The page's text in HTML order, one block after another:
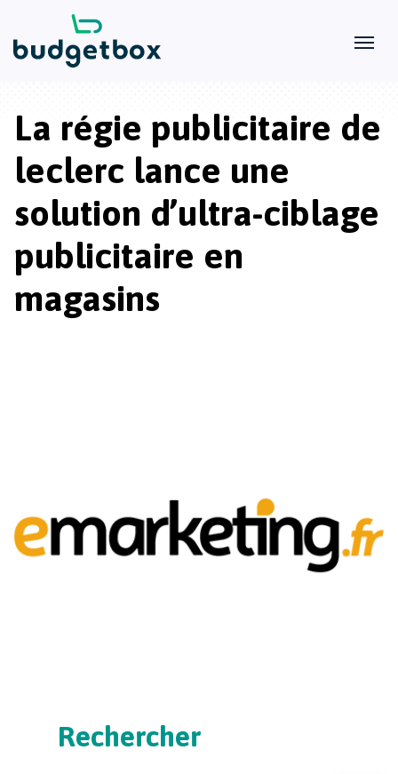
La régie publicitaire de
leclerc lance une
solution d’ultra-ciblage
publicitaire en
magasins
Rechercher